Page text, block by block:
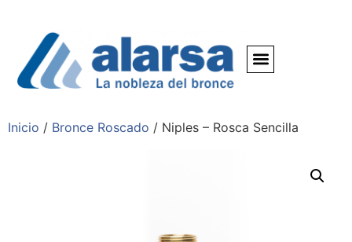
Inicio / Bronce Roscado / Niples – Rosca Sencilla